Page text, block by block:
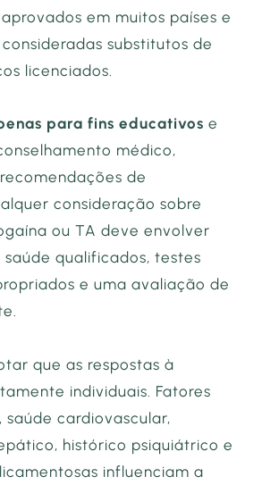
em muitos países e
substitutos de
licenciados.
para fins educativos e
médico,
de
consideração sobre
ou TA deve envolver
saúde qualificados, testes
e uma avaliação de
que as respostas à
individuais. Fatores
cardiovascular,
histórico psiquiátrico e
influenciam a